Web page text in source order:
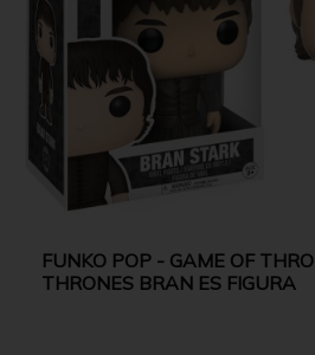
FUNKO POP - GAME OF
THRONES BRAN ES FIGURA